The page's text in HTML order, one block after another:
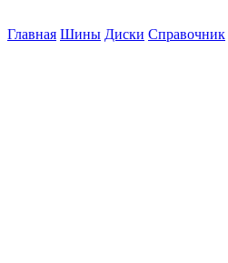
Главная Шины Диски Справочник